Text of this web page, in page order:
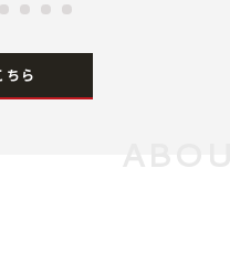
ちら